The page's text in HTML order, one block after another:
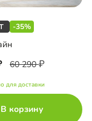
-35%
60 290
для доставки
В корзину